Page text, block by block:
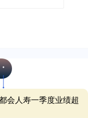
会人寿一季度业绩超